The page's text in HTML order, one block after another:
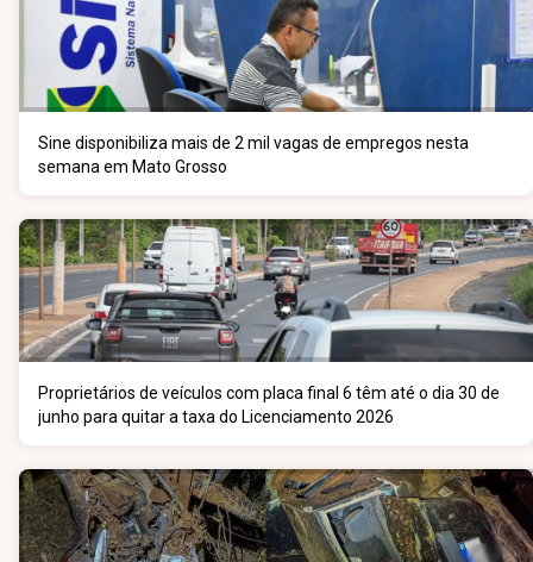
Sine disponibiliza mais de 2 mil vagas de empregos nesta
semana em Mato Grosso
Proprietários de veículos com placa final 6 têm até o dia 30 de
junho para quitar a taxa do Licenciamento 2026